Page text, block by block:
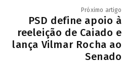
Próximo artigo
PSD define apoio à
reeleição de Caiado e
lança Vilmar Rocha ao
Senado